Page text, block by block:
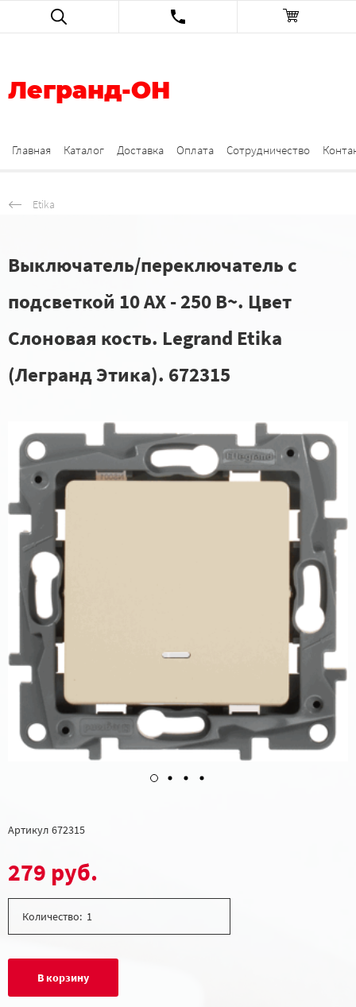
Легранд-ОН
Главная Каталог Доставка Оплата Сотрудничество
Etika
Выключатель/переключатель с
подсветкой 10 AX - 250 В~. Цвет
Слоновая кость. Legrand Etika
(Легранд Этика). 672315
Артикул 672315
279 руб.
Количество:
В корзину